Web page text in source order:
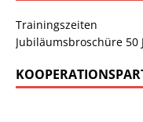
Trainingszeiten
Jubiläumsbroschüre 50